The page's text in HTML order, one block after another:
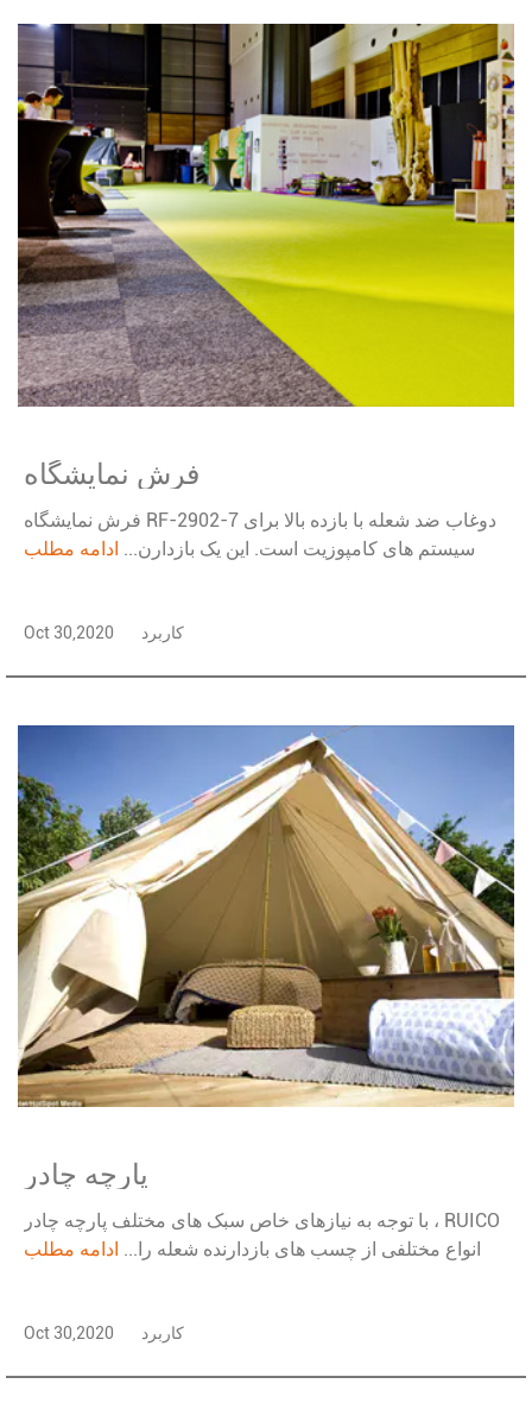
فرش نمایشگاه
فرش نمایشگاه RF-2902-7 دوغاب ضد شعله با بازده بالا برای
سیستم های کامپوزیت است. این یک بازدارن... ادامه مطلب
Oct 30,2020 کاربرد
پارچه چادر
با توجه به نیازهای خاص سبک های مختلف پارچه چادر ، RUICO
انواع مختلفی از چسب های بازدارنده شعله را... ادامه مطلب
Oct 30,2020 کاربرد